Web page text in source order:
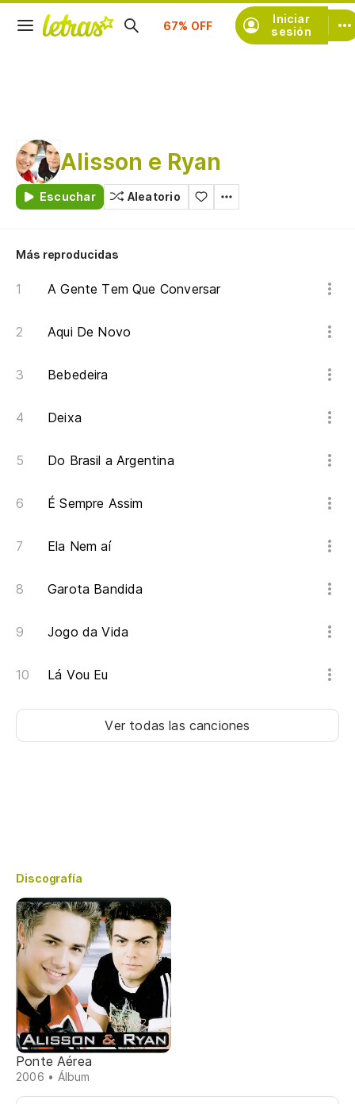
Iniciar
sesión
Suscríbete
Alisson e Ryan
Escuchar Aleatorio
Más reproducidas
A Gente Tem Que Conversar
Aqui De Novo
Bebedeira
Deixa
Do Brasil a Argentina
É Sempre Assim
Ela Nem aí
Garota Bandida
Jogo da Vida
Lá Vou Eu
Ver todas las canciones
Discografía
Ponte Aérea
2006 • Álbum